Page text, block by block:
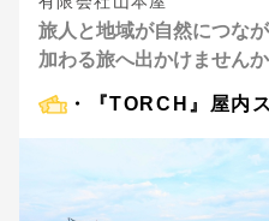
旅人と地域が自然につな
加わる旅へ出かけません